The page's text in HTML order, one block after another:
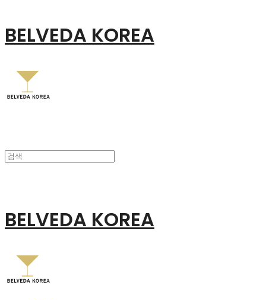
BELVEDA KOREA
BELVEDA KOREA